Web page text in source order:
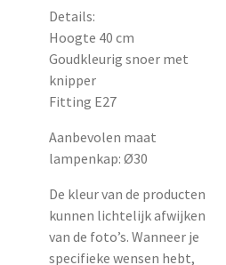
Details:
Hoogte 40 cm
Goudkleurig snoer met
knipper
Fitting E27
Aanbevolen maat
lampenkap: Ø30
De kleur van de producten
kunnen lichtelijk afwijken
van de foto’s. Wanneer je
specifieke wensen hebt,